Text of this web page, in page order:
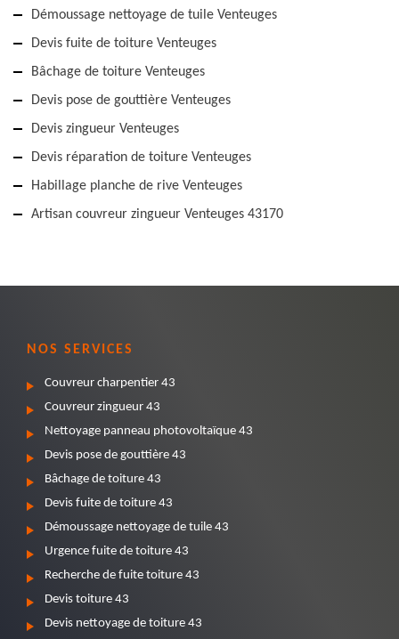
Démoussage nettoyage de tuile Venteuges
Devis fuite de toiture Venteuges
Bâchage de toiture Venteuges
Devis pose de gouttière Venteuges
Devis zingueur Venteuges
Devis réparation de toiture Venteuges
Habillage planche de rive Venteuges
Artisan couvreur zingueur Venteuges 43170
NOS SERVICES
Couvreur charpentier 43
Couvreur zingueur 43
Nettoyage panneau photovoltaïque 43
Devis pose de gouttière 43
Bâchage de toiture 43
Devis fuite de toiture 43
Démoussage nettoyage de tuile 43
Urgence fuite de toiture 43
Recherche de fuite toiture 43
Devis toiture 43
Devis nettoyage de toiture 43